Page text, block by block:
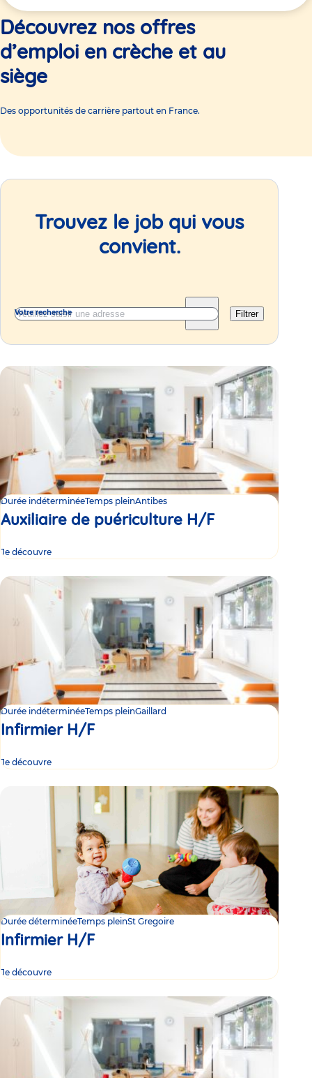
ici
Découvrez nos offres
d’emploi en crèche et au
siège
Des opportunités de carrière partout en France.
Trouvez le job qui vous
convient.
Votre recherche Filtrer
Durée indéterminéeTemps pleinAntibes
Auxiliaire de puériculture H/F
Je découvre
Durée indéterminéeTemps pleinGaillard
Infirmier H/F
Je découvre
Durée déterminéeTemps pleinSt Gregoire
Infirmier H/F
Je découvre